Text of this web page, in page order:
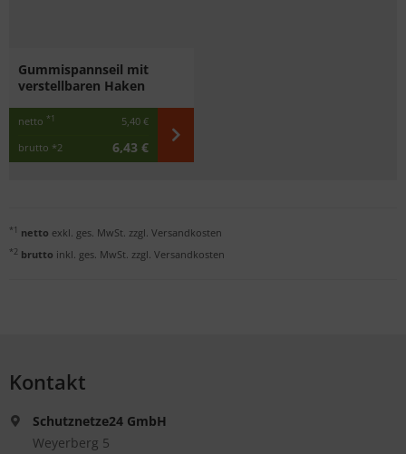
Gummispannseil mit
verstellbaren Haken
netto *1
5,40 €
brutto *2 6,43 €
*1 netto exkl. ges. MwSt. zzgl. Versandkosten
*2 brutto inkl. ges. MwSt. zzgl. Versandkosten
Kontakt
Schutznetze24 GmbH
Weyerberg 5